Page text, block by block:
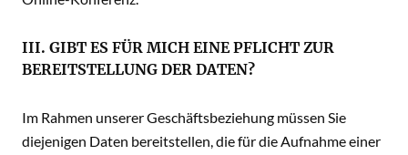
III. GIBT ES FÜR MICH EINE PFLICHT ZUR
BEREITSTELLUNG DER DATEN?
Im Rahmen unserer Geschäftsbeziehung müssen Sie
diejenigen Daten bereitstellen, die für die Aufnahme einer